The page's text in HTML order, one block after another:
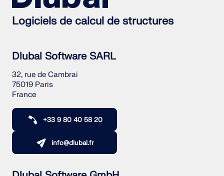
Logiciels de calcul de structures
Dlubal Software SARL
32, rue de Cambrai
75019 Paris
France
+33 9 80 40 58 20
info@dlubal.fr